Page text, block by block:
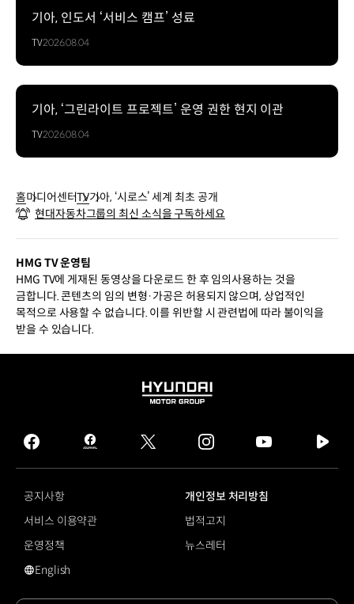
기아, 인도서 ‘서비스 캠프’ 성료
TV2026.08.04
기아, ‘그린라이트 프로젝트’ 운영 권한 현지 이관
TV2026.08.04
홈미디어센터TV기아, ‘시로스’ 세계 최초 공개
현대자동차그룹의 최신 소식을 구독하세요
HMG TV 운영팀
HMG TV에 게재된 동영상을 다운로드 한 후 임의사용하는 것을
금합니다. 콘텐츠의 임의 변형·가공은 허용되지 않으며, 상업적인
목적으로 사용할 수 없습니다. 이를 위반할 시 관련법에 따라 불이익을
받을 수 있습니다.
HYUNDAI
GROUP
facebook
hmg
journal
twitter instagram
tv
공지사항
개인정보 처리방침
서비스 이용약관
법적고지
운영정책
뉴스레터
영문 사이트로 이동
English